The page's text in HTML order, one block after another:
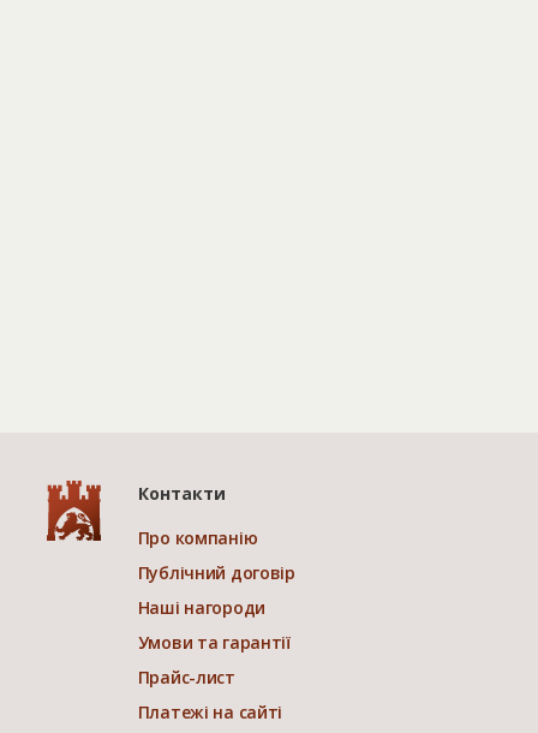
Контакти
Про компанію
Публічний договір
Наші нагороди
Умови та гарантії
Прайс-лист
Платежі на сайті